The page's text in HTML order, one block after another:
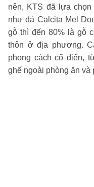
nên, KTS đã lựa
như đá Calcita Mel
gỗ thì đến 80% là gỗ
thôn ở địa phương.
phong cách cổ điển,
ghế ngoài phòng ăn và